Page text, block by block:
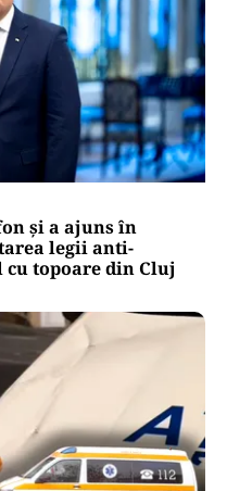
și a ajuns în
legii anti-
topoare din Cluj